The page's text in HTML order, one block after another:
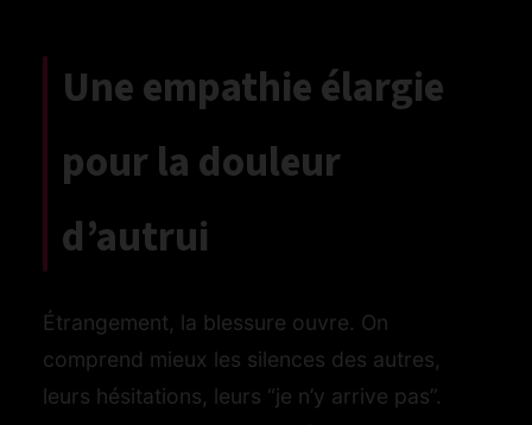
Une empathie élargie
pour la douleur
d’autrui
Étrangement, la blessure ouvre. On
comprend mieux les silences des autres,
leurs hésitations, leurs “je n’y arrive pas”.